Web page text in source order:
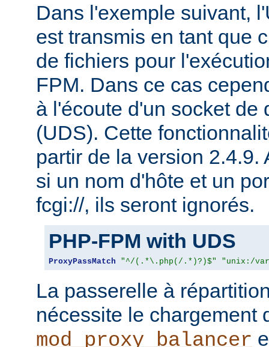
Dans l'exemple suivant,
est transmis en tant que
de fichiers pour
FPM. Dans ce cas
à l'écoute d'un socket de
(UDS). Cette
partir de la version 2.4.9.
si un nom d'hôte et un
fcgi://, ils seront ignorés.
PHP-FPM with UDS
ProxyPassMatch "^/(.*\.php(/.*)?)$" "unix:/
La passerelle à
nécessite le chargement
mod_proxy_balancer